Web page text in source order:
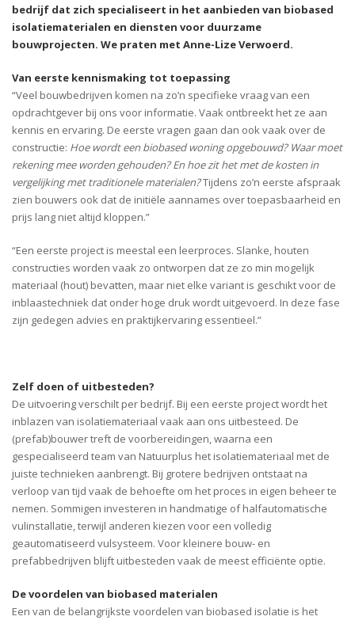
bedrijf dat zich specialiseert in het aanbieden van biobased
isolatiematerialen en diensten voor duurzame
bouwprojecten. We praten met Anne-Lize Verwoerd.
Van eerste kennismaking tot toepassing
“Veel bouwbedrijven komen na zo’n specifieke vraag van een
opdrachtgever bij ons voor informatie. Vaak ontbreekt het ze aan
kennis en ervaring. De eerste vragen gaan dan ook vaak over de
constructie: Hoe wordt een biobased woning opgebouwd? Waar moet
rekening mee worden gehouden? En hoe zit het met de kosten in
vergelijking met traditionele materialen?Tijdens zo’n eerste afspraak
zien bouwers ook dat de initiële aannames over toepasbaarheid en
prijs lang niet altijd kloppen.”
“Een eerste project is meestal een leerproces. Slanke, houten
constructies worden vaak zo ontworpen dat ze zo min mogelijk
materiaal (hout) bevatten, maar niet elke variant is geschikt voor de
inblaastechniek dat onder hoge druk wordt uitgevoerd. In deze fase
zijn gedegen advies en praktijkervaring essentieel.”
Zelf doen of uitbesteden?
De uitvoering verschilt per bedrijf. Bij een eerste project wordt het
inblazen van isolatiemateriaal vaak aan ons uitbesteed. De
(prefab)bouwer treft de voorbereidingen, waarna een
gespecialiseerd team van Natuurplus het isolatiemateriaal met de
juiste technieken aanbrengt. Bij grotere bedrijven ontstaat na
verloop van tijd vaak de behoefte om het proces in eigen beheer te
nemen. Sommigen investeren in handmatige of halfautomatische
vulinstallatie, terwijl anderen kiezen voor een volledig
geautomatiseerd vulsysteem. Voor kleinere bouw- en
prefabbedrijven blijft uitbesteden vaak de meest efficiënte optie.
De voordelen van biobased materialen
Een van de belangrijkste voordelen van biobased isolatie is het